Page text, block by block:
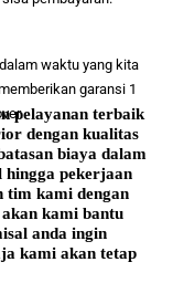
waktu yang kita
garansi 1
pelayanan terbaik
dengan kualitas
biaya dalam
pekerjaan
tim kami dengan
kami bantu
anda ingin
kami akan tetap